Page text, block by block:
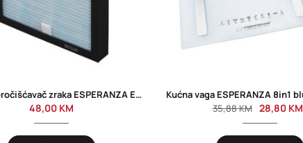
Filter za pročišćavač zraka ESPERANZA EHP001SP
48,00 KM
35,88KM 28,80 KM